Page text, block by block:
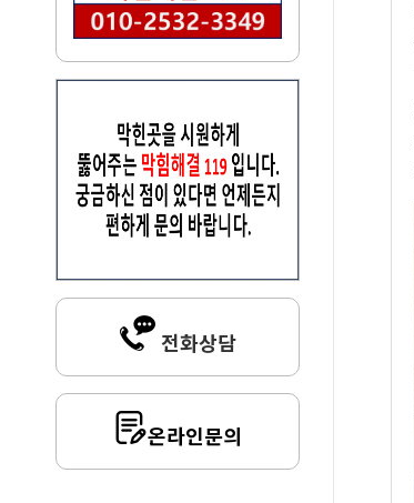
전화상담
온라인문의